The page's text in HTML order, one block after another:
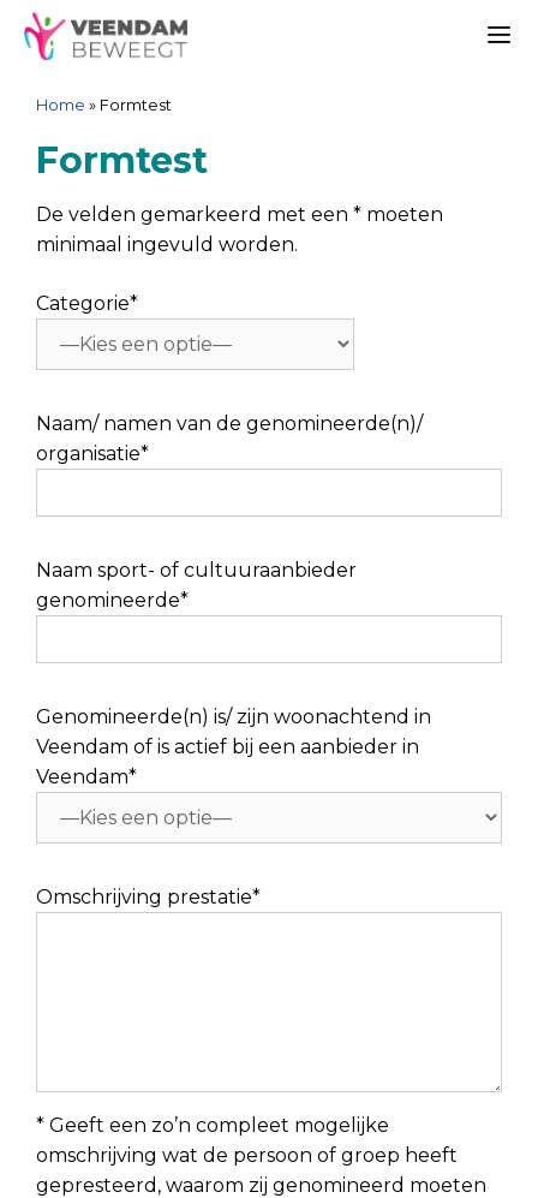
Ga
naar
inhoud
Spring
naar
navigatie
Sitemap
Ga
naar
inhoud
Home » Formtest
Formtest
De velden gemarkeerd met een * moeten
minimaal ingevuld worden.
Categorie*
Naam/ namen van de genomineerde(n)/
organisatie*
Naam sport- of cultuuraanbieder
genomineerde*
Genomineerde(n) is/ zijn woonachtend in
Veendam of is actief bij een aanbieder in
Veendam*
Omschrijving prestatie*
* Geeft een zo’n compleet mogelijke
omschrijving wat de persoon of groep heeft
gepresteerd, waarom zij genomineerd moeten